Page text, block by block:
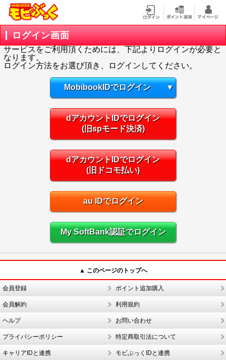
ログイン画面
サービスをご利用頂くためには、下記よりログインが必要と
なります。
ログイン方法をお選び頂き、ログインしてください。
MobibookIDでログイン ▼
dアカウントIDでログイン
(旧spモード決済)
dアカウントIDでログイン
(旧ドコモ払い)
au IDでログイン
My SoftBank認証でログイン
▲ このページのトップへ
会員登録 ポイント追加購入
会員解約 利用規約
ヘルプ お問い合わせ
プライバシーポリシー 特定商取引法について
キャリアIDと連携 モビぶっくIDと連携